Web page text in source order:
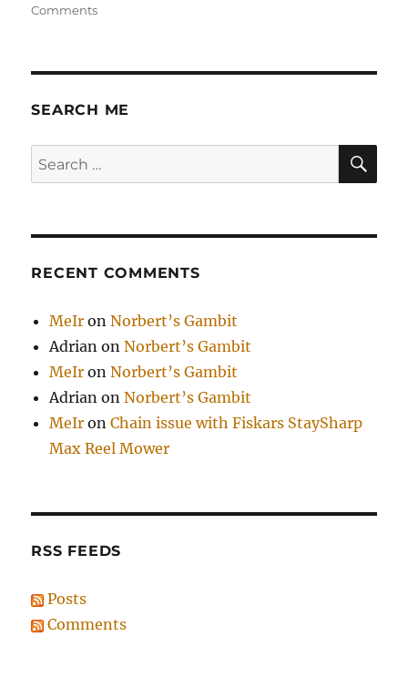
on
Commentson
StaySharp
Reel
SEARCH ME
Search
for:
RECENT COMMENTS
MeIr onNorbert’s Gambit
Adrian onNorbert’s Gambit
MeIr onNorbert’s Gambit
Adrian onNorbert’s Gambit
MeIr onChain issue with Fiskars StaySharp
Max Reel Mower
RSS FEEDS
Posts
Comments